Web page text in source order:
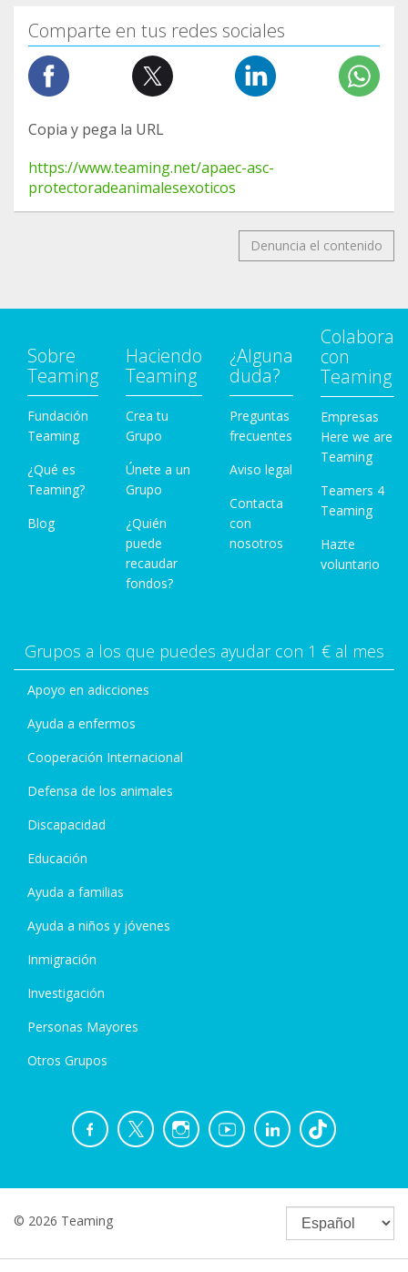
Comparte en tus redes sociales
Copia y pega la URL
https://www.teaming.net/apaec-asc-
protectoradeanimalesexoticos
Denuncia el contenido
Sobre
Teaming
Fundación
Teaming
¿Qué es
Teaming?
Blog
Haciendo
Teaming
Crea tu
Grupo
Únete a un
Grupo
¿Quién
puede
recaudar
fondos?
¿Alguna
duda?
Preguntas
frecuentes
Aviso legal
Contacta
con
nosotros
Colabora
con
Teaming
Empresas
Here we are
Teaming
Teamers 4
Teaming
Hazte
voluntario
Grupos a los que puedes ayudar con 1 € al mes
Apoyo en adicciones
Ayuda a enfermos
Cooperación Internacional
Defensa de los animales
Discapacidad
Educación
Ayuda a familias
Ayuda a niños y jóvenes
Inmigración
Investigación
Personas Mayores
Otros Grupos
© 2026 Teaming